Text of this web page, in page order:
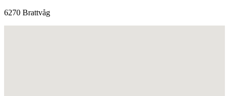
6270 Brattvåg